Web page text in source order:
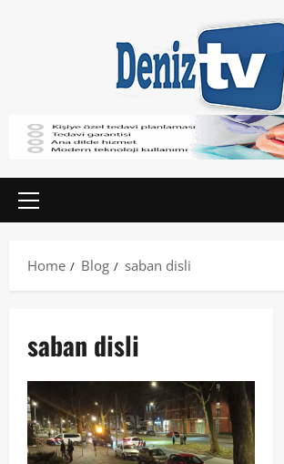
Home Blog saban disli
saban disli